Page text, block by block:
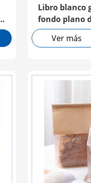
Libro blanco
fondo plano
transparente
estaño
Ver más